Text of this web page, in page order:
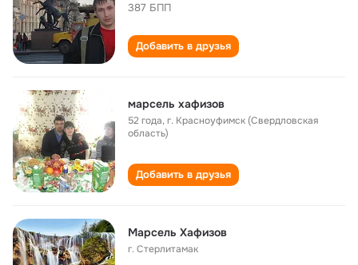
387 БПП
Добавить в друзья
марсель хафизов
52 года,г. Красноуфимск (Свердловская
область)
Добавить в друзья
Марсель Хафизов
г. Стерлитамак